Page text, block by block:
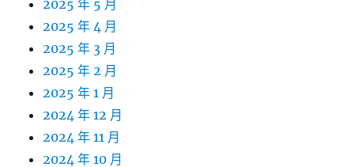
2025 年 5 月
2025 年 4 月
2025 年 3 月
2025 年 2 月
2025 年 1 月
2024 年 12 月
2024 年 11 月
2024 年 10 月